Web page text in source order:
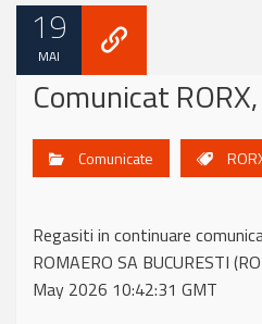
19
MAI
Comunicat
Comunicate
Regasiti in continuare
ROMAERO SA BUCURESTI
May 2026 10:42:31 GMT